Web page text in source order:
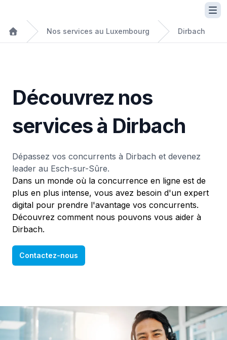
Nos services au Luxembourg Dirbach
Découvrez nos
services à Dirbach
Dépassez vos concurrents à Dirbach et devenez
leader au Esch-sur-Sûre.
Dans un monde où la concurrence en ligne est de
plus en plus intense, vous avez besoin d'un expert
digital pour prendre l'avantage vos concurrents.
Découvrez comment nous pouvons vous aider à
Dirbach.
Contactez-nous